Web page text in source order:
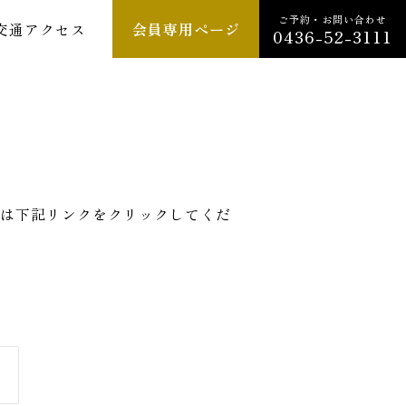
通アクセス 会員専用ページ ご予約・お問い合わせ
0436-52-3111
下記リンクをクリックしてくだ